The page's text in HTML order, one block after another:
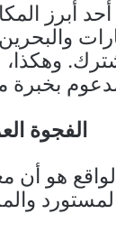
أبرز
وهكذا،
بخبرة
الفجوة
هو أن